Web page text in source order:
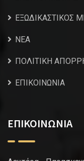
ΕΞΩΔΙΚΑΣΤΙΚΟΣ
NEA
ΠΟΛΙΤΙΚΗ
ΕΠΙΚΟΙΝΩΝΙΑ
ΕΠΙΚΟΙΝΩΝΙΑ